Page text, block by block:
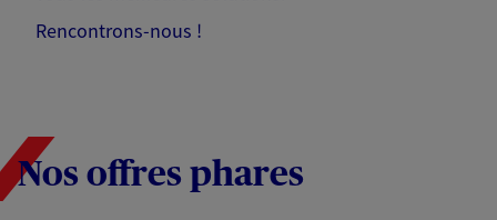
Rencontrons-nous !
Nos offres phares